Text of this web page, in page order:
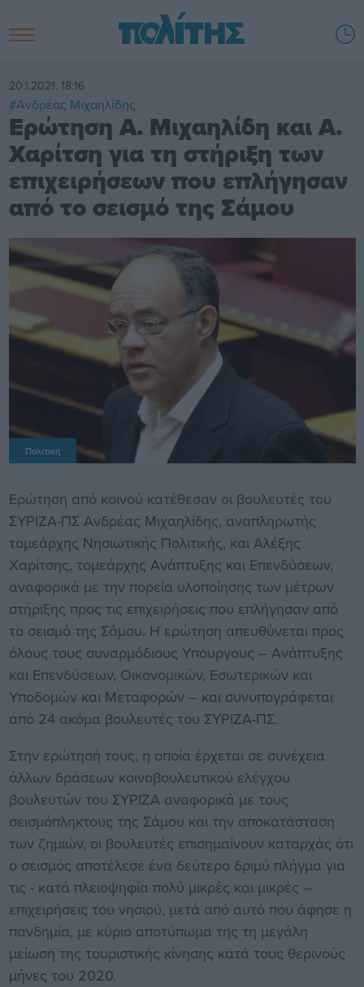
20.1.2021, 18:16
#Ανδρέας Μιχαηλίδης
Ερώτηση Α. Μιχαηλίδη και Α.
Χαρίτση για τη στήριξη των
επιχειρήσεων που επλήγησαν
από το σεισμό της Σάμου
Πολιτική
Ερώτηση από κοινού κατέθεσαν οι βουλευτές του
ΣΥΡΙΖΑ-ΠΣ Ανδρέας Μιχαηλίδης, αναπληρωτής
τομεάρχης Νησιωτικής Πολιτικής, και Αλέξης
Χαρίτσης, τομεάρχης Ανάπτυξης και Επενδύσεων,
αναφορικά με την πορεία υλοποίησης των μέτρων
στήριξης προς τις επιχειρήσεις που επλήγησαν από
το σεισμό της Σάμου. Η ερώτηση απευθύνεται προς
όλους τους συναρμόδιους Υπουργους – Ανάπτυξης
και Επενδύσεων, Οικονομικών, Εσωτερικών και
Υποδομών και Μεταφορών – και συνυπογράφεται
από 24 ακόμα βουλευτές του ΣΥΡΙΖΑ-ΠΣ.
Στην ερώτησή τους, η οποία έρχεται σε συνέχεια
άλλων δράσεων κοινοβουλευτικού ελέγχου
βουλευτών του ΣΥΡΙΖΑ αναφορικά με τους
σεισμόπληκτους της Σάμου και την αποκατάσταση
των ζημιών, οι βουλευτές επισημαίνουν καταρχάς ότι
ο σεισμός αποτέλεσε ένα δεύτερο δριμύ πλήγμα για
τις - κατά πλειοψηφία πολύ μικρές και μικρές –
επιχειρήσεις του νησιού, μετά από αυτό που άφησε η
πανδημία, με κύριο αποτύπωμα της τη μεγάλη
μείωση της τουριστικής κίνησης κατά τους θερινούς
μήνες του 2020.